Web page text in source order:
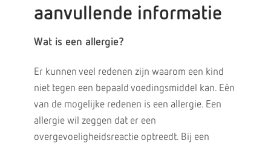
aanvullende informatie
Wat is een allergie?
Er kunnen veel redenen zijn waarom een kind
niet tegen een bepaald voedingsmiddel kan. Eén
van de mogelijke redenen is een allergie. Een
allergie wil zeggen dat er een
overgevoeligheidsreactie optreedt. Bij een